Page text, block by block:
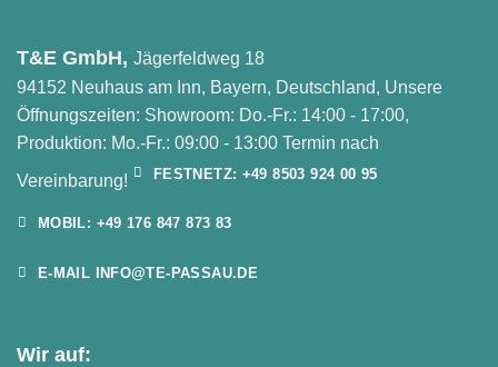
T&E GmbH, Jägerfeldweg 18
94152 Neuhaus am Inn, Bayern, Deutschland, Unsere
Öffnungszeiten: Showroom: Do.-Fr.: 14:00 - 17:00,
Produktion: Mo.-Fr.: 09:00 - 13:00 Termin nach
Vereinbarung!
FESTNETZ: +49 8503 924 00 95
MOBIL: +49 176 847 873 83
E-MAIL INFO@TE-PASSAU.DE
Wir auf: